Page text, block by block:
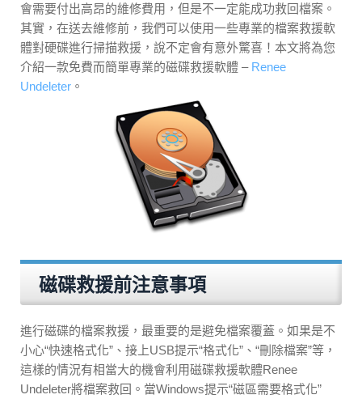
會需要付出高昂的維修費用，但是不一定能成功救回檔案。
其實，在送去維修前，我們可以使用一些專業的檔案救援軟
體對硬碟進行掃描救援，說不定會有意外驚喜！本文將為您
介紹一款免費而簡單專業的磁碟救援軟體 – Renee
Undeleter 。
磁碟救援前注意事項
進行磁碟的檔案救援，最重要的是避免檔案覆蓋。如果是不
小心“快速格式化”、接上USB提示“格式化”、“刪除檔案”等，
這樣的情況有相當大的機會利用磁碟救援軟體Renee
Undeleter將檔案救回。當Windows提示“磁區需要格式化”